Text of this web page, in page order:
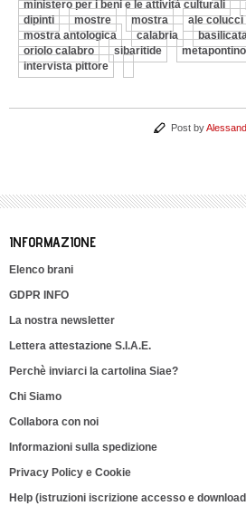
ministero per i beni e le attività culturali
dipinti
mostre mostra ale colucci
mostra antologica
calabria
oriolo calabro
sibaritide metapontino
intervista pittore
Post by
INFORMAZIONE
Elenco brani
GDPR INFO
La nostra newsletter
Lettera attestazione S.I.A.E.
Perchè inviarci la cartolina Siae?
Chi Siamo
Collabora con noi
Informazioni sulla spedizione
Privacy Policy e Cookie
Help (istruzioni iscrizione accesso e